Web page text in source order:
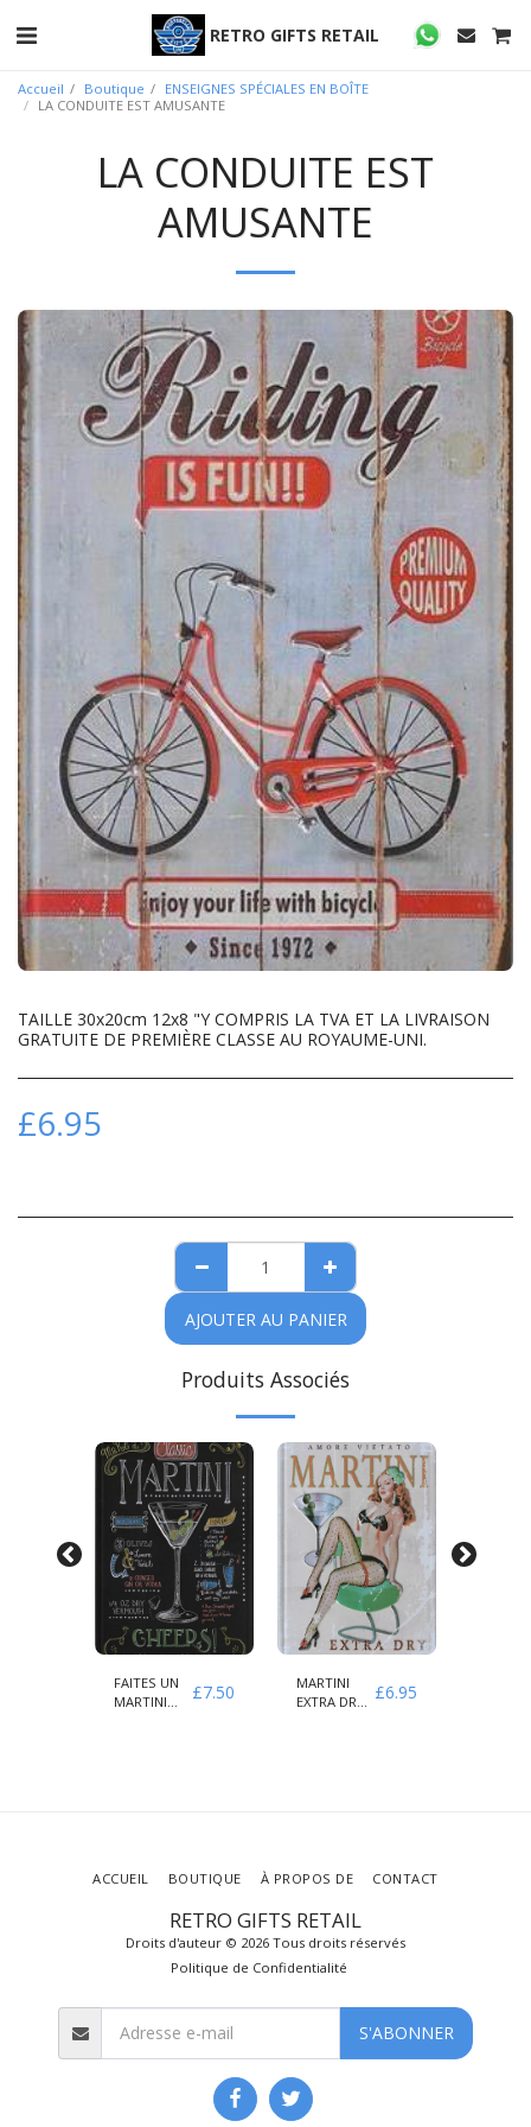
RETRO GIFTS RETAIL
Accueil Boutique
ENSEIGNES SPÉCIALES EN BOÎTE
LA CONDUITE EST AMUSANTE
LA CONDUITE EST
AMUSANTE
TAILLE 30x20cm 12x8 "Y COMPRIS LA TVA ET LA LIVRAISON
GRATUITE DE PREMIÈRE CLASSE AU ROYAUME-UNI.
£6.95
AJOUTER AU PANIER
Produits Associés
FAITES UN
MARTINI
£7.50
MARTINI
EXTRA DRY
£6.95
RETRO GIFTS RETAIL
Droits d'auteur © 2026 Tous droits réservés
Politique de Confidentialité
ACCUEIL BOUTIQUE À PROPOS DE CONTACT
S'ABONNER